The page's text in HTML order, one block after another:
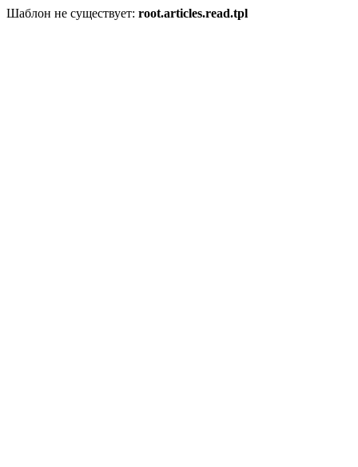
Шаблон не существует: root.articles.read.tpl